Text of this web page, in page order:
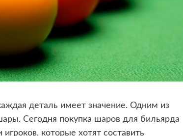
деталь имеет значение. Одним из
Сегодня покупка шаров для бильярда
которые хотят составить